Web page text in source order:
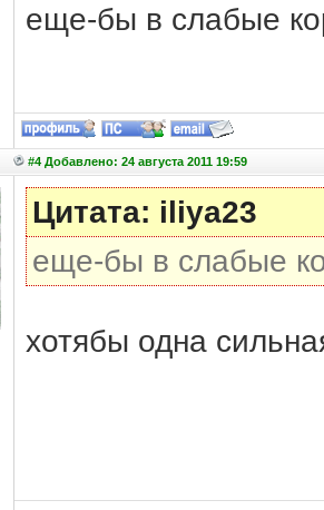
еще-бы в слабые
#4 Добавлено: 24 августа 2011 19:59
Цитата: iliya23
еще-бы в слабые
хотябы одна